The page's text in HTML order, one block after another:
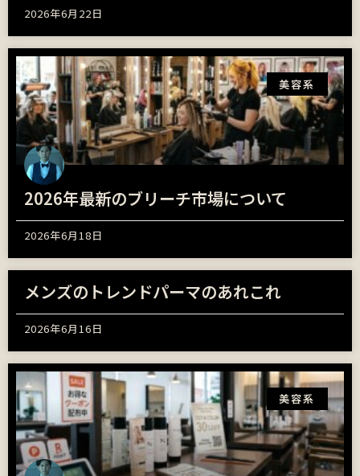
2026年6月22日
美容系
2026年最新のブリーチ市場について
2026年6月18日
メンズのトレンドパーマのあれこれ
2026年6月16日
美容系